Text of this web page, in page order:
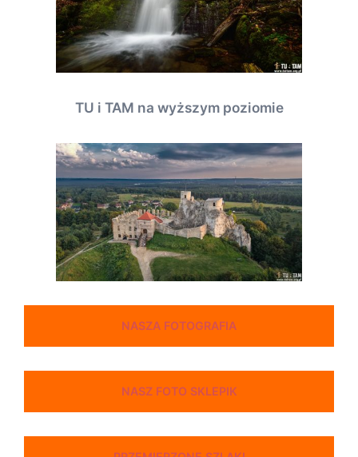
TU i TAM na wyższym poziomie
NASZA FOTOGRAFIA
NASZ FOTO SKLEPIK